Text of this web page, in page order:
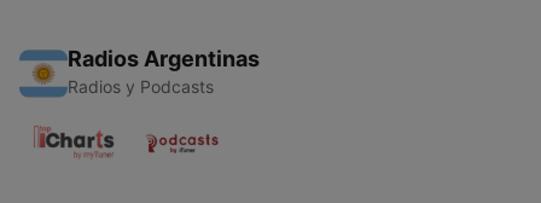
Radios Argentinas
Radios y Podcasts